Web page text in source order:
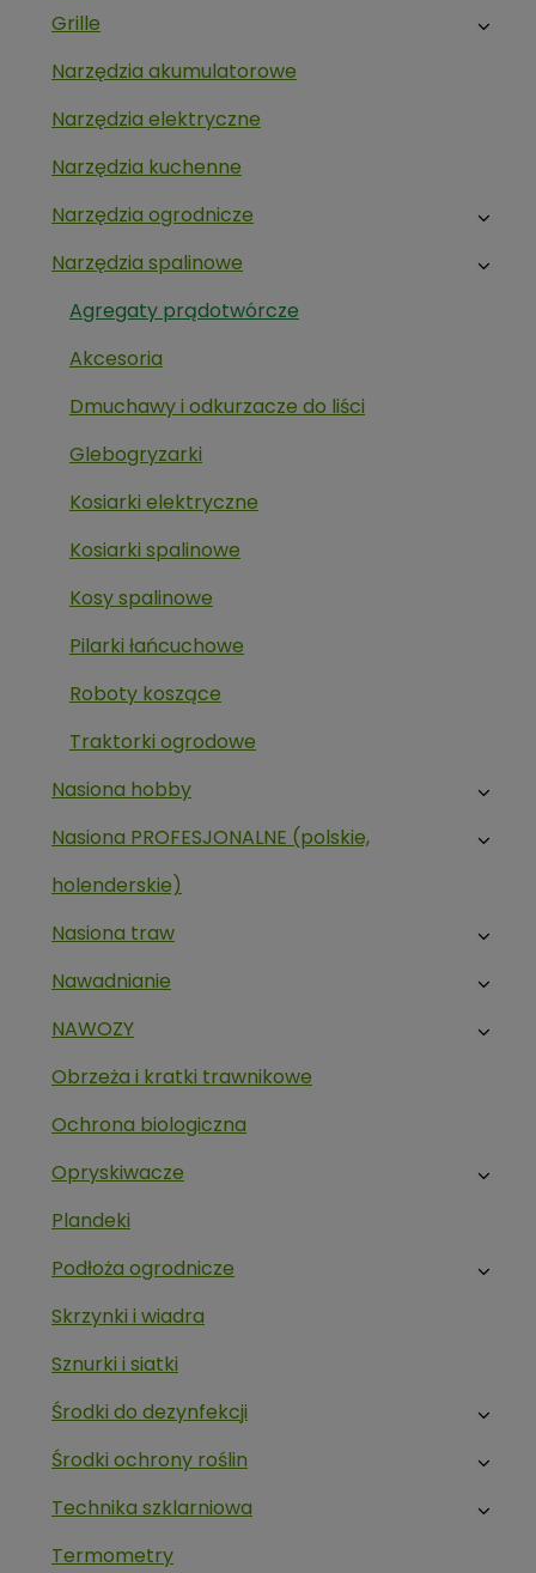
Grille
Narzędzia akumulatorowe
Narzędzia elektryczne
Narzędzia kuchenne
Narzędzia ogrodnicze
Narzędzia spalinowe
Agregaty prądotwórcze
Akcesoria
Dmuchawy i odkurzacze do liści
Glebogryzarki
Kosiarki elektryczne
Kosiarki spalinowe
Kosy spalinowe
Pilarki łańcuchowe
Roboty koszące
Traktorki ogrodowe
Nasiona hobby
Nasiona PROFESJONALNE (polskie,
holenderskie)
Nasiona traw
Nawadnianie
NAWOZY
Obrzeża i kratki trawnikowe
Ochrona biologiczna
Opryskiwacze
Plandeki
Podłoża ogrodnicze
Skrzynki i wiadra
Sznurki i siatki
Środki do dezynfekcji
Środki ochrony roślin
Technika szklarniowa
Termometry